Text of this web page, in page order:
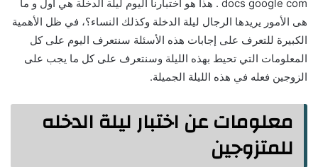
docs google com . هذا هو اختبارنا اليوم ليلة الدخلة هي أول و ما
هى الأمور يريدها الرجال ليلة الدخلة وكذلك النساء؟، في ظل الأهمية
الكبيرة للتعرف على إجابات هذه الأسئلة سنتعرف اليوم على كل
المعلومات التي تحيط بهذه الليلة وسنتعرف على كل ما يجب على
الزوجين فعله في هذه الليلة الجميلة.
معلومات عن اختبار ليلة الدخله
للمتزوجين